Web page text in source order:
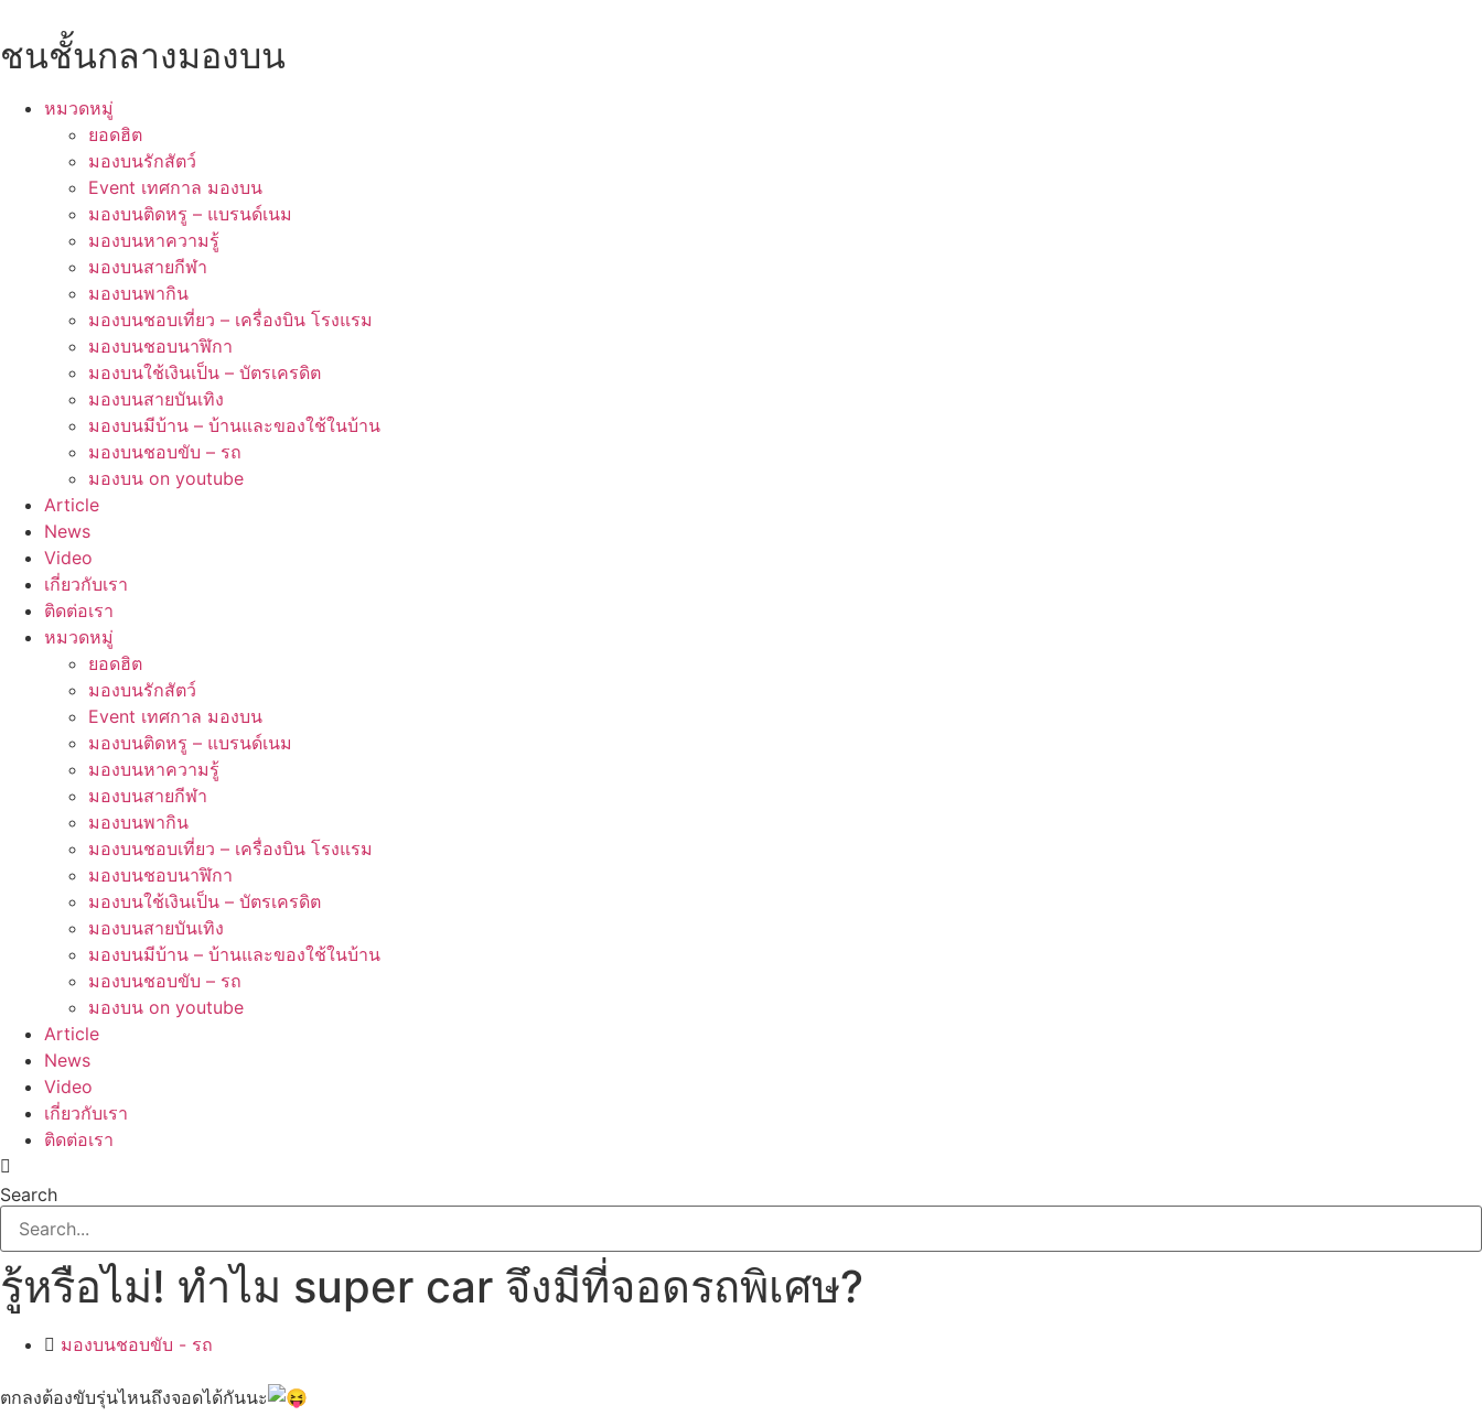
content
ชนชั้นกลางมองบน
หมวดหมู่
ยอดฮิต
มองบนรักสัตว์
Event เทศกาล มองบน
มองบนติดหรู – แบรนด์เนม
มองบนหาความรู้
มองบนสายกีฬา
มองบนพากิน
มองบนชอบเที่ยว – เครื่องบิน โรงแรม
มองบนชอบนาฬิกา
มองบนใช้เงินเป็น – บัตรเครดิต
มองบนสายบันเทิง
มองบนมีบ้าน – บ้านและของใช้ในบ้าน
มองบนชอบขับ – รถ
มองบน on youtube
Article
News
Video
เกี่ยวกับเรา
ติดต่อเรา
หมวดหมู่
ยอดฮิต
มองบนรักสัตว์
Event เทศกาล มองบน
มองบนติดหรู – แบรนด์เนม
มองบนหาความรู้
มองบนสายกีฬา
มองบนพากิน
มองบนชอบเที่ยว – เครื่องบิน โรงแรม
มองบนชอบนาฬิกา
มองบนใช้เงินเป็น – บัตรเครดิต
มองบนสายบันเทิง
มองบนมีบ้าน – บ้านและของใช้ในบ้าน
มองบนชอบขับ – รถ
มองบน on youtube
Article
News
Video
เกี่ยวกับเรา
ติดต่อเรา
Search
รู้หรือไม่! ทำไม super car จึงมีที่จอดรถพิเศษ?
มองบนชอบขับ - รถ
ตกลงต้องขับรุ่นไหนถึงจอดได้กันนะ